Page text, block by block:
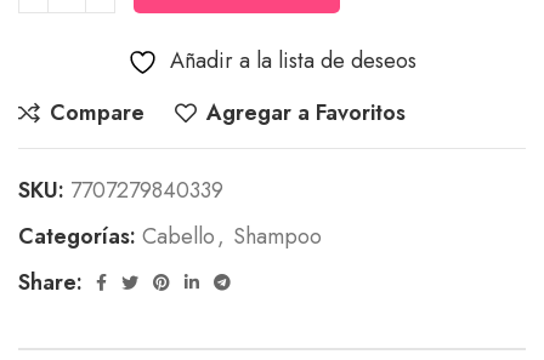
Añadir a la lista de deseos
Compare
Agregar a Favoritos
SKU: 7707279840339
Categorías: Cabello, Shampoo
Share: